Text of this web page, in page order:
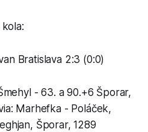
Bratislava 2:3 (0:0)
- 63. a 90.+6 Šporar,
Marhefka - Poláček,
Šporar, 1289